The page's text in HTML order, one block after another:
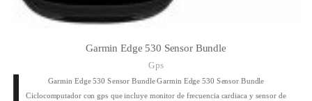
Garmin Edge 530 Sensor Bundle
Gps
Garmin Edge 530 Sensor Bundle Garmin Edge 530 Sensor Bundle
Ciclocomputador con gps que incluye monitor de frecuencia cardiaca y sensor de